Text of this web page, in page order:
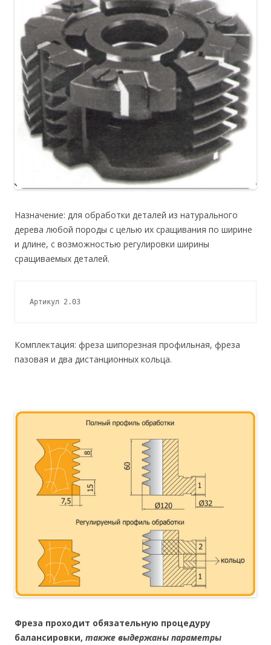
Назначение: для обработки деталей из натурального
дерева любой породы с целью их сращивания по ширине
и длине, с возможностью регулировки ширины
сращиваемых деталей.
Артикул 2.03
Комплектация: фреза шипорезная профильная, фреза
пазовая и два дистанционных кольца.
Фреза проходит обязательную процедуру
балансировки, также выдержаны параметры